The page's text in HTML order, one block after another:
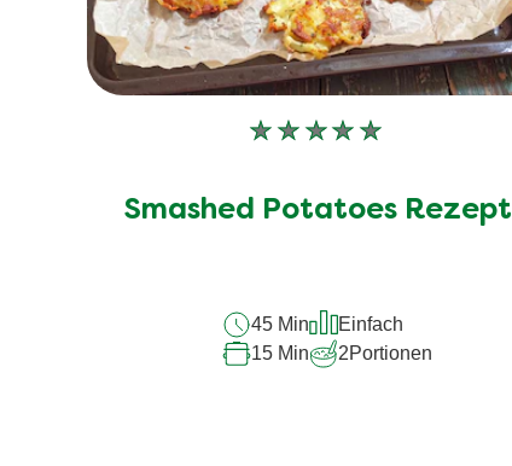
Keine
für
Smashed Potatoes Rezept
45 Min
Einfach
15 Min
2Portionen